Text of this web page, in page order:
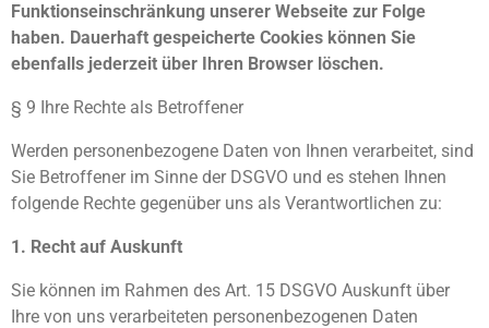
Funktionseinschränkung unserer Webseite zur Folge
haben. Dauerhaft gespeicherte Cookies können Sie
ebenfalls jederzeit über Ihren Browser löschen.
§ 9 Ihre Rechte als Betroffener
Werden personenbezogene Daten von Ihnen verarbeitet, sind
Sie Betroffener im Sinne der DSGVO und es stehen Ihnen
folgende Rechte gegenüber uns als Verantwortlichen zu:
1. Recht auf Auskunft
Sie können im Rahmen des Art. 15 DSGVO Auskunft über
Ihre von uns verarbeiteten personenbezogenen Daten